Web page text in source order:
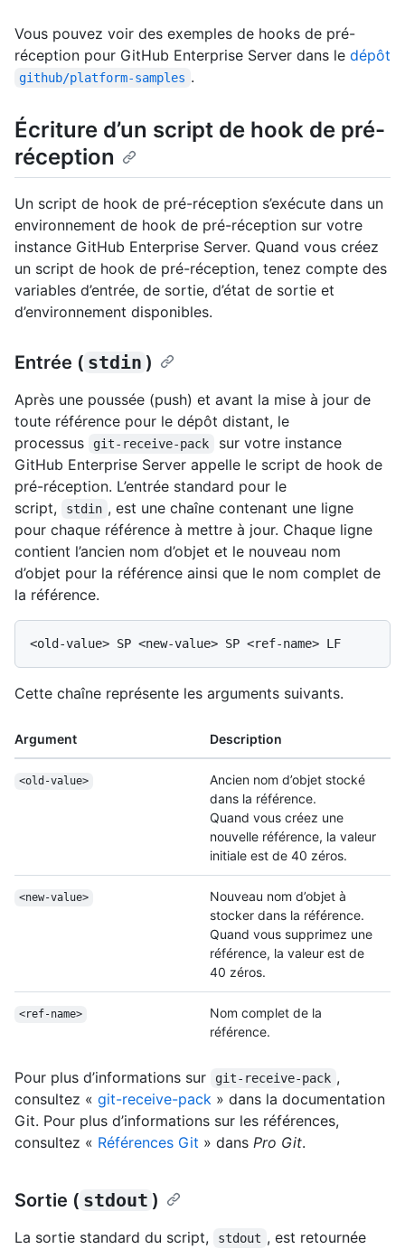
Vous pouvez voir des exemples de hooks de pré-
réception pour GitHub Enterprise Server dans le dépôt
github/platform-samples .
Écriture d’un script de hook de pré-
réception
Un script de hook de pré-réception s’exécute dans un
environnement de hook de pré-réception sur votre
instance GitHub Enterprise Server. Quand vous créez
un script de hook de pré-réception, tenez compte des
variables d’entrée, de sortie, d’état de sortie et
d’environnement disponibles.
Entrée ( stdin )
Après une poussée (push) et avant la mise à jour de
toute référence pour le dépôt distant, le
processus
git-receive-pack
sur votre instance
GitHub Enterprise Server appelle le script de hook de
pré-réception. L’entrée standard pour le
script,
stdin , est une chaîne contenant une ligne
pour chaque référence à mettre à jour. Chaque ligne
contient l’ancien nom d’objet et le nouveau nom
d’objet pour la référence ainsi que le nom complet de
la référence.
Cette chaîne représente les arguments suivants.
Argument Description
<old-value>
Ancien nom d’objet stocké
dans la référence.
Quand vous créez une
nouvelle référence, la valeur
initiale est de 40 zéros.
<new-value>
Nouveau nom d’objet à
stocker dans la référence.
Quand vous supprimez une
référence, la valeur est de
40 zéros.
<ref-name>
Nom complet de la
référence.
Pour plus d’informations sur git-receive-pack ,
consultez « git-receive-pack » dans la documentation
Git. Pour plus d’informations sur les références,
consultez « Références Git » dans Pro Git.
Sortie ( stdout )
La sortie standard du script, stdout , est retournée